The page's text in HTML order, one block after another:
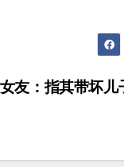
友：指其带坏